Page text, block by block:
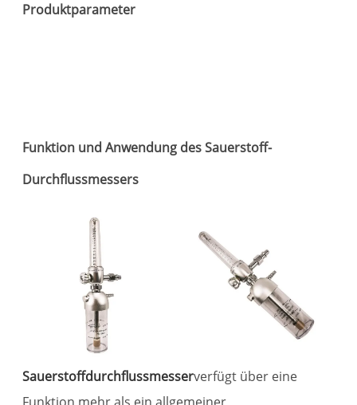
Produktparameter
Funktion und Anwendung des Sauerstoff-
Durchflussmessers
Sauerstoffdurchflussmesserverfügt über eine